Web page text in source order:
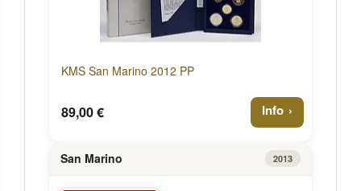
KMS San Marino 2012 PP
89,00 € Info
San Marino 2013